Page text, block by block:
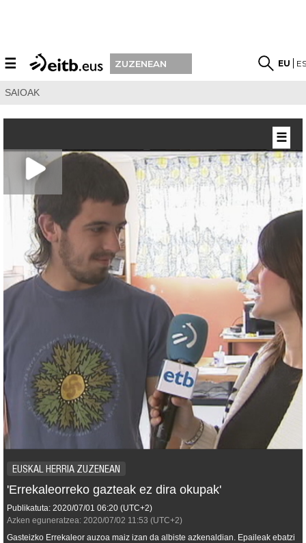
☰ ZUZENEAN EU
SAIOAK
EUSKAL HERRIA ZUZENEAN
'Errekaleorreko gazteak ez dira okupak'
Publikatuta: 2020/07/01 06:20 (UTC+2)
Azken eguneratzea: 2020/07/02 11:53 (UTC+2)
Gasteizko Errekaleor auzoa maiz izan da albiste azkenaldian. Epaileak ebatzi
☰